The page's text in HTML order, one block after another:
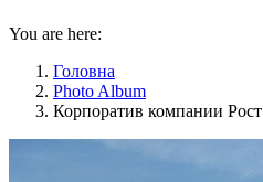
You are here:
Головна
Photo Album
Корпоратив компании Рост